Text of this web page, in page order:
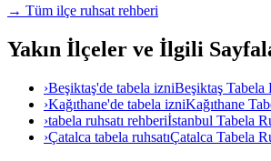
→ Tüm ilçe ruhsat rehberi
Yakın İlçeler ve İlgili
›Beşiktaş'de tabela izniBeşiktaş Tabela
›Kağıthane'de tabela izniKağıthane
›tabela ruhsatı rehberiİstanbul Tabela
›Çatalca tabela ruhsatıÇatalca Tabela